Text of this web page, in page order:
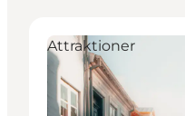
Attraktioner